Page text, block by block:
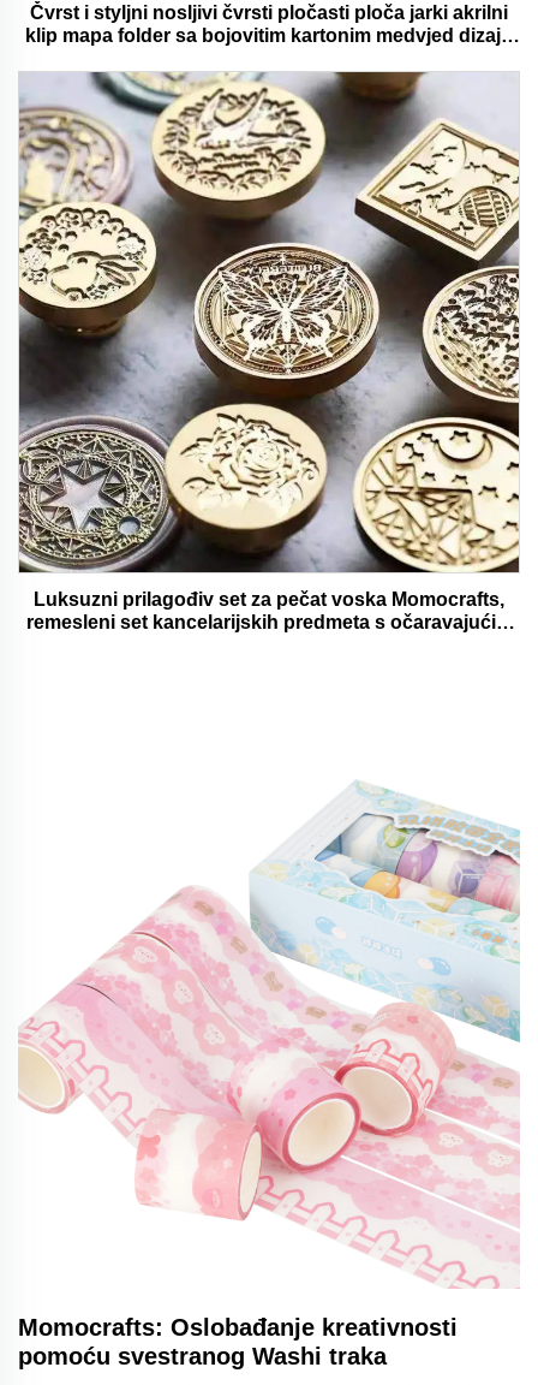
Čvrst i styljni nosljivi čvrsti pločasti ploča jarki akrilni
klip mapa folder sa bojovitim kartonim medvjed dizajn
Luksuzni prilagođiv set za pečat voska Momocrafts,
remesleni set kancelarijskih predmeta s očaravajućim
Momocrafts: Oslobađanje kreativnosti
pomoću svestranog Washi traka